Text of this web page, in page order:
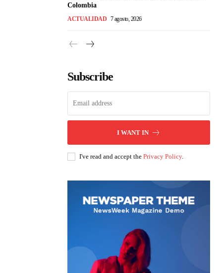
Colombia
ACTUALIDAD 7 agosto, 2026
Subscribe
I WANT IN
I've read and accept the Privacy Policy.